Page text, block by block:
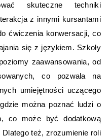
skuteczne techniki
z innymi kursantami
ćwiczenia konwersacji, co
się z językiem. Szkoły
zaawansowania, od
co pozwala na
umiejętności uczącego
można poznać ludzi o
co może być dodatkową
też, zrozumienie roli